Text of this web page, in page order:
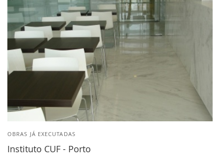
OBRAS JÁ EXECUTADAS
Instituto CUF - Porto